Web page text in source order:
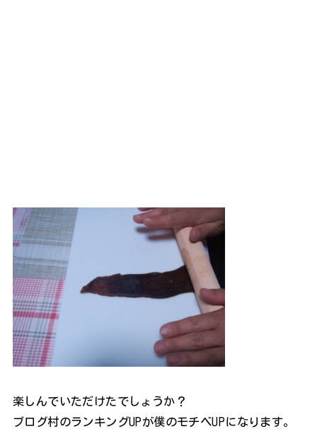
楽しんでいただけたでしょうか？
ブログ村のランキングUPが僕のモチベUPになります。